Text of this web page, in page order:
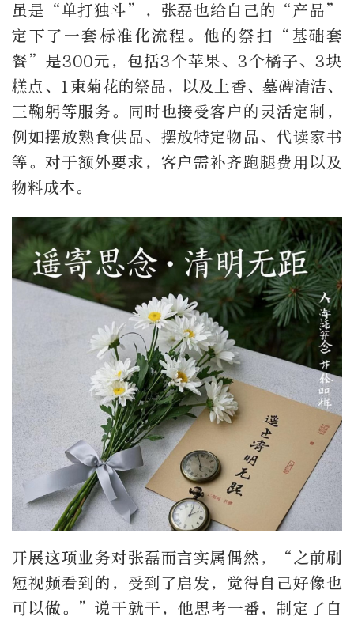
虽是“单打独斗”，张磊也给自己的“产品”
定下了一套标准化流程。他的祭扫“基础套
餐”是300元，包括3个苹果、3个橘子、3块
糕点、1束菊花的祭品，以及上香、墓碑清洁、
三鞠躬等服务。同时也接受客户的灵活定制，
例如摆放熟食供品、摆放特定物品、代读家书
等。对于额外要求，客户需补齐跑腿费用以及
物料成本。
开展这项业务对张磊而言实属偶然，“之前刷
短视频看到的，受到了启发，觉得自己好像也
可以做。”说干就干，他思考一番，制定了自